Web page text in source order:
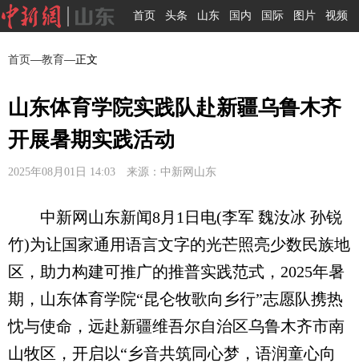
首页 头条 山东 国内 国际 图片 视频
首页—教育—正文
山东体育学院实践队赴新疆乌鲁木齐
开展暑期实践活动
2025年08月01日 14:03 来源：中新网山东
中新网山东新闻8月1日电(李军 魏汝冰 孙锐
竹)为让国家通用语言文字的光芒照亮少数民族地
区，助力构建可推广的推普实践范式，2025年暑
期，山东体育学院“昆仑牧歌向乡行”志愿队携热
忱与使命，远赴新疆维吾尔自治区乌鲁木齐市南
山牧区，开启以“乡音共筑同心梦，语润童心向